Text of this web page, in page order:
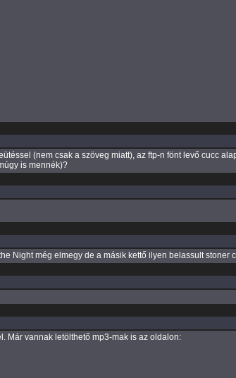
(nem csak a szöveg miatt), az ftp-n fönt levő cucc
is mennék)?
Night még elmegy de a másik kettő ilyen belassult stoner
Már vannak letölthető mp3-mak is az oldalon: